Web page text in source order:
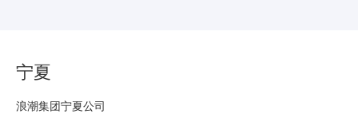
宁夏
浪潮集团宁夏公司